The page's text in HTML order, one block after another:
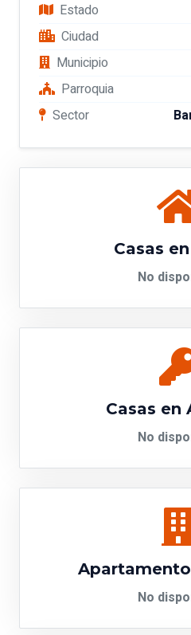
Estado
Ciudad
Municipio
Parroquia
Sector
Casas
No
Casas en
No
No